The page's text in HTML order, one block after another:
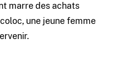
marre des achats
une jeune femme